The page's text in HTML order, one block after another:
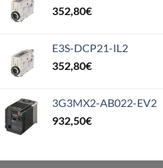
352,80€
E3S-DCP21-IL2
352,80€
3G3MX2-AB022-EV2
932,50€